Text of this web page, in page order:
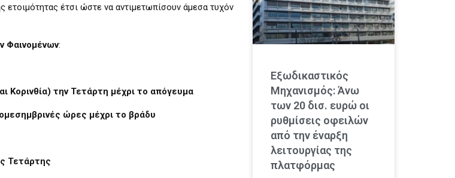
έτσι ώστε να αντιμετωπίσουν άμεσα τυχόν
Φαινομένων:
Κορινθία) την Τετάρτη μέχρι το απόγευμα
ώρες μέχρι το βράδυ
Τετάρτης
Εξωδικαστικός
Μηχανισμός: Άνω
των 20 δισ. ευρώ οι
ρυθμίσεις οφειλών
από την έναρξη
λειτουργίας της
πλατφόρμας